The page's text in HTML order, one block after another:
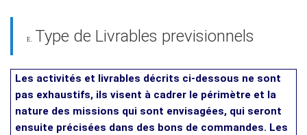
E. Type de Livrables previsionnels
Les activités et livrables décrits ci-dessous ne sont
pas exhaustifs, ils visent à cadrer le périmètre et la
nature des missions qui sont envisagées, qui seront
ensuite précisées dans des bons de commandes. Les